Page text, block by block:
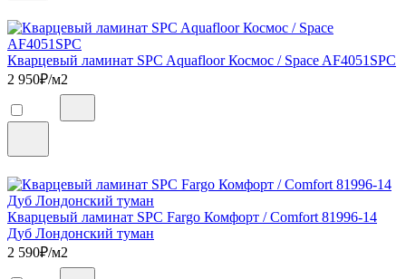
Кварцевый ламинат SPC Aquafloor Космос / Space AF4051SPC
2 950₽/м2
Кварцевый ламинат SPC Fargo Комфорт / Comfort 81996-14
Дуб Лондонский туман
2 590₽/м2